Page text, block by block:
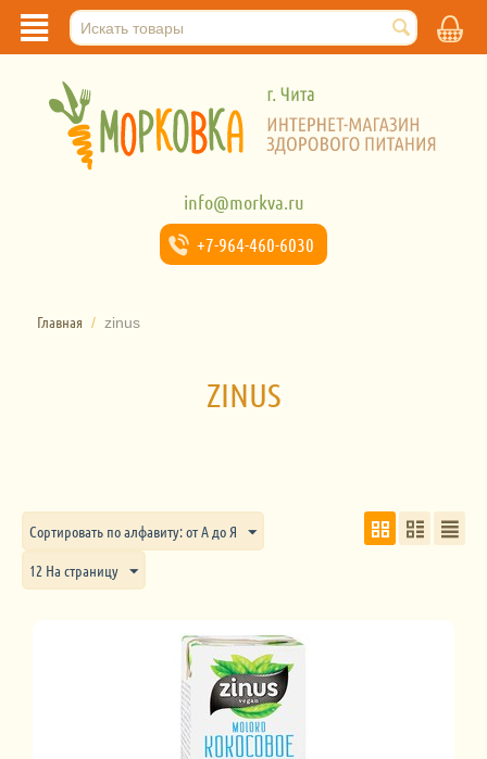
info@morkva.ru
+7-964-460-6030
Главная / zinus
ZINUS
Сортировать по алфавиту: от А до Я
12 На страницу